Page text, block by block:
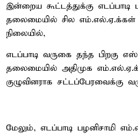
இன்றைய கூட்டத்துக்கு எடப்பாடி
தலைமையில் சில
நிலையில்,
எடப்பாடி வருகை தந்த பிறகு
தலைமையில் அதிமுக
குழுவினராக சட்டப்பேரவைக்கு
மேலும், எடப்பாடி பழனிசாமி